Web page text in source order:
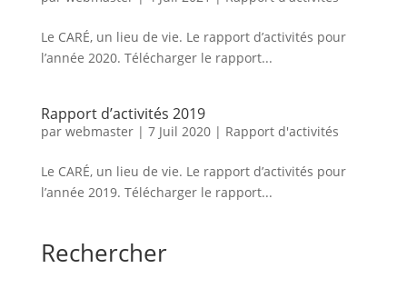
Le CARÉ, un lieu de vie. Le rapport d’activités pour
l’année 2020. Télécharger le rapport...
Rapport d’activités 2019
par webmaster| 7 Juil 2020| Rapport d'activités
Le CARÉ, un lieu de vie. Le rapport d’activités pour
l’année 2019. Télécharger le rapport...
Rechercher